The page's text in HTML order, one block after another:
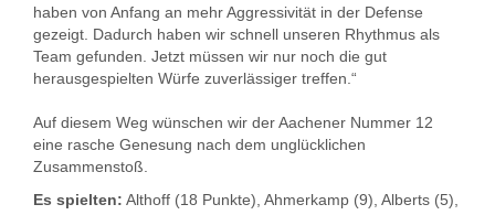
haben von Anfang an mehr Aggressivität in der Defense
gezeigt. Dadurch haben wir schnell unseren Rhythmus als
Team gefunden. Jetzt müssen wir nur noch die gut
herausgespielten Würfe zuverlässiger treffen.“
Auf diesem Weg wünschen wir der Aachener Nummer 12
eine rasche Genesung nach dem unglücklichen
Zusammenstoß.
Es spielten: Althoff (18 Punkte), Ahmerkamp (9), Alberts (5),